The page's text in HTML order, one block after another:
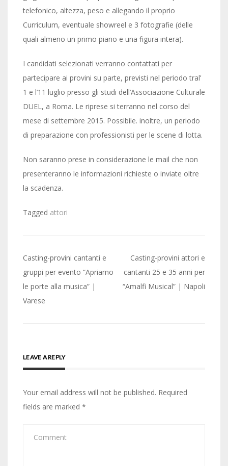
telefonico, altezza, peso e allegando il proprio
Curriculum, eventuale showreel e 3 fotografie (delle
quali almeno un primo piano e una figura intera).
I candidati selezionati verranno contattati per
partecipare ai provini su parte, previsti nel periodo tral’
1 e l’11 luglio presso gli studi dell’Associazione Culturale
DUEL, a Roma. Le riprese si terranno nel corso del
mese di settembre 2015. Possibile. inoltre, un periodo
di preparazione con professionisti per le scene di lotta.
Non saranno prese in considerazione le mail che non
presenteranno le informazioni richieste o inviate oltre
la scadenza.
Tagged attori
Post
navigation
Casting-provini cantanti e
gruppi per evento “Apriamo
le porte alla musica” |
Varese
Casting-provini attori e
cantanti 25 e 35 anni per
“Amalfi Musical” | Napoli
LEAVE A REPLY
Your email address will not be published. Required
fields are marked *